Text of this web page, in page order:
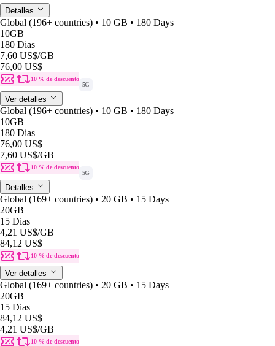
Detalles
Global (196+ countries) • 10 GB • 180 Days
10GB
180 Dias
7,60 US$/GB
76,00 US$
10 % de descuento
5G
Ver detalles
Global (196+ countries) • 10 GB • 180 Days
10GB
180 Dias
76,00 US$
7,60 US$/GB
10 % de descuento
5G
Detalles
Global (169+ countries) • 20 GB • 15 Days
20GB
15 Dias
4,21 US$/GB
84,12 US$
10 % de descuento
Ver detalles
Global (169+ countries) • 20 GB • 15 Days
20GB
15 Dias
84,12 US$
4,21 US$/GB
10 % de descuento